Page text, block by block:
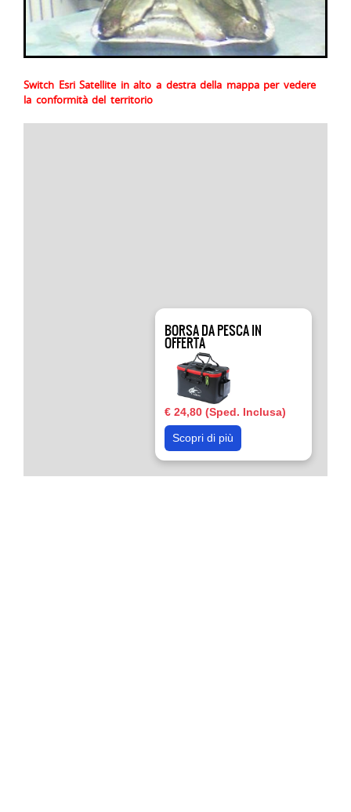
Switch Esri Satellite in alto a destra della mappa per vedere
la conformità del territorio
BORSA DA PESCA IN
OFFERTA
€ 24,80 (Sped. Inclusa)
Scopri di più